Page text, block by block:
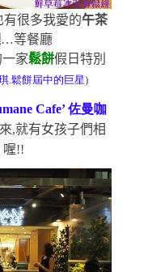
有很多我愛的午茶
…等餐廳
家鬆餅假日特別
.鬆餅屆中的巨星)
Cafe’佐曼咖
,就有女孩子們相
喔!!